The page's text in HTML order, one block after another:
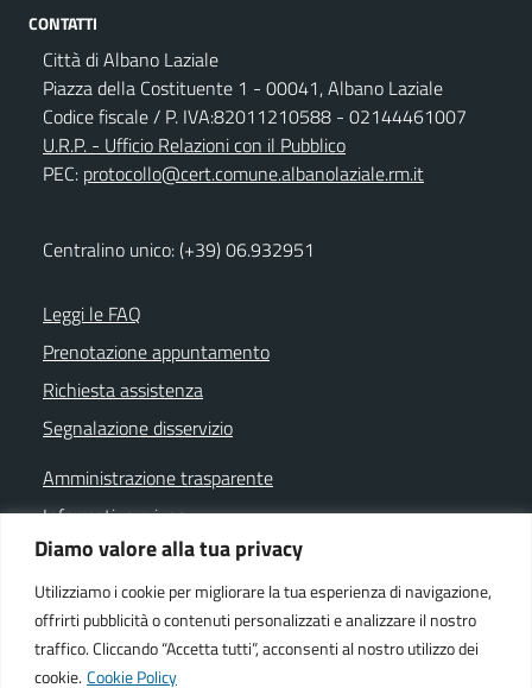
Diamo valore alla tua privacy
Utilizziamo i cookie per migliorare la tua esperienza di navigazione,
offrirti pubblicità o contenuti personalizzati e analizzare il nostro
traffico. Cliccando “Accetta tutti”, acconsenti al nostro utilizzo dei
cookie. Cookie Policy
CONTATTI
Città di Albano Laziale
Piazza della Costituente 1 - 00041, Albano Laziale
Codice fiscale / P. IVA:82011210588 - 02144461007
U.R.P. - Ufficio Relazioni con il Pubblico
PEC: protocollo@cert.comune.albanolaziale.rm.it
Centralino unico: (+39) 06.932951
Leggi le FAQ
Prenotazione appuntamento
Richiesta assistenza
Segnalazione disservizio
Amministrazione trasparente
Informativa privacy
Note legali
Dichiarazione di accessibilità
Cookie policy